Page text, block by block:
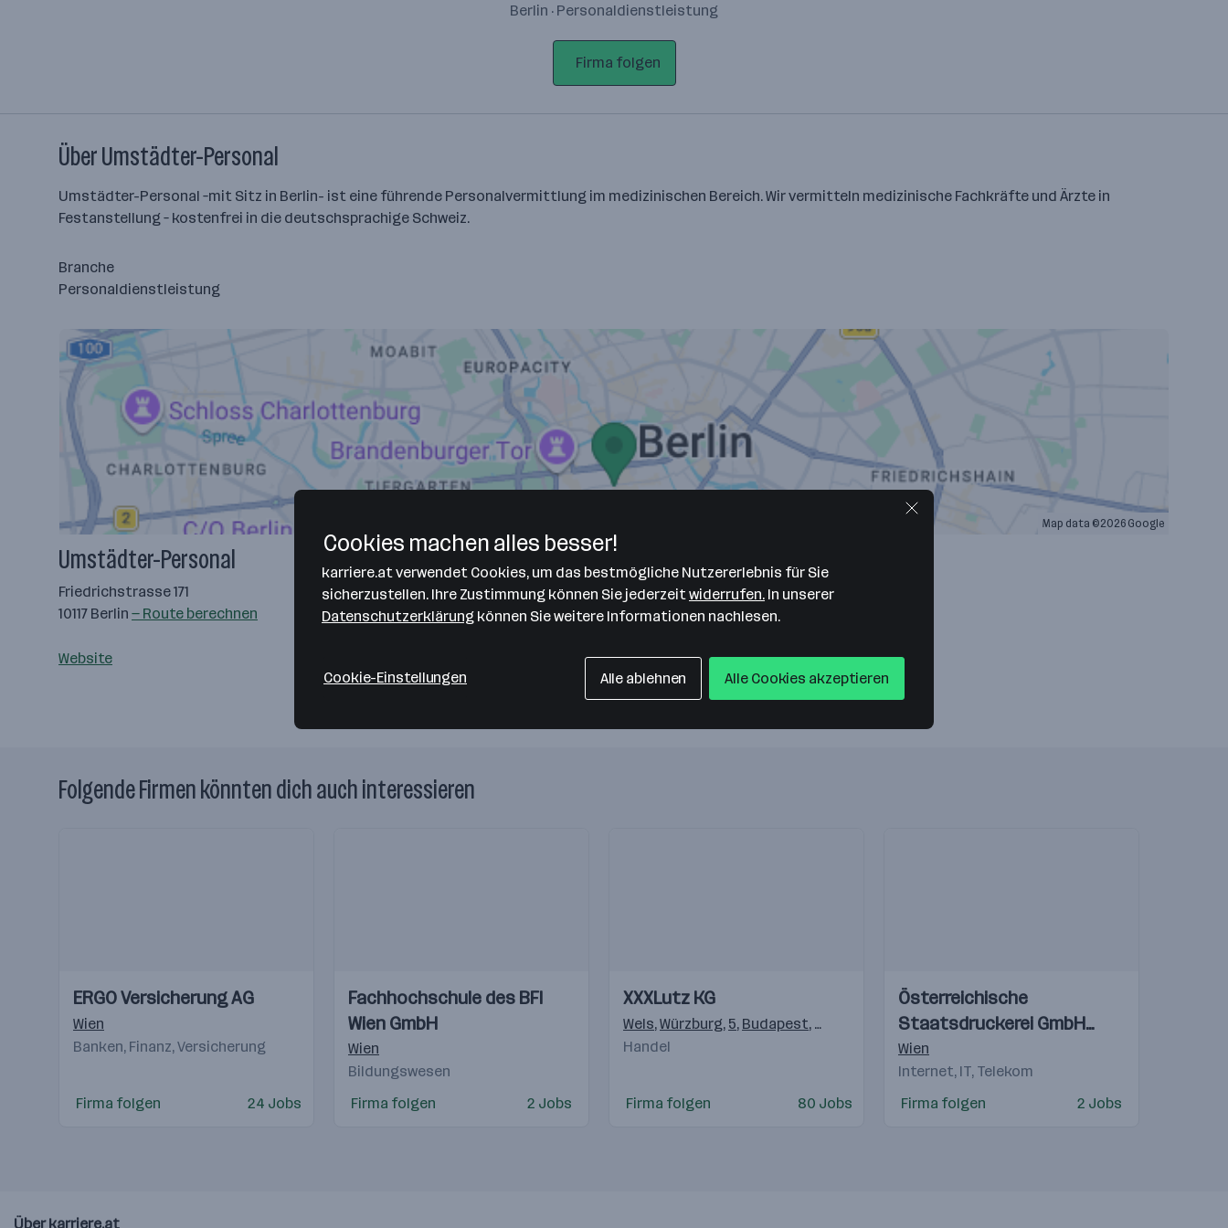
Berlin · Personaldienstleistung
Firma folgen
Über Umstädter-Personal
Umstädter-Personal –mit Sitz in Berlin- ist eine führende Personalvermittlung im medizinischen Bereich. Wir vermitteln medizinische Fachkräfte und Ärzte in
Festanstellung – kostenfrei in die deutschsprachige Schweiz.
Branche
Personaldienstleistung
Map data ©2026 Google
Umstädter-Personal
Friedrichstrasse 171
10117 Berlin — Route berechnen
Website
Folgende Firmen könnten dich auch interessieren
Videos
Einblicke
Einblicke
ERGO Versicherung AG
Wien
Banken, Finanz, Versicherung
Firma folgen 24 Jobs
Videos
Einblicke
Einblicke
Fachhochschule des BFI
Wien GmbH
Wien
Bildungswesen
Firma folgen
2 Jobs
Videos
Einblicke
Einblicke
XXXLutz KG
Wels,Würzburg, 5, Budapest, Ljubljana Reka,Rothrist,Malmö,Timisoara
Handel
Firma folgen 80 Jobs
Videos
Einblicke
Einblicke
Österreichische
Staatsdruckerei GmbH
(OeSD)
Wien
Internet, IT, Telekom
Firma folgen
2 Jobs
Über karriere.at
Cookies machen alles besser!
karriere.at verwendet Cookies, um das bestmögliche Nutzererlebnis für Sie
sicherzustellen. Ihre Zustimmung können Sie jederzeit widerrufen. In unserer
Datenschutzerklärung können Sie weitere Informationen nachlesen.
Cookie-Einstellungen Alle ablehnen Alle Cookies akzeptieren